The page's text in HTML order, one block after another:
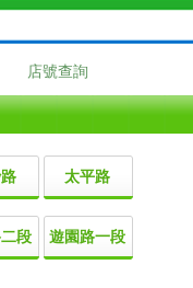
店號查詢
太平路
段 遊園路一段